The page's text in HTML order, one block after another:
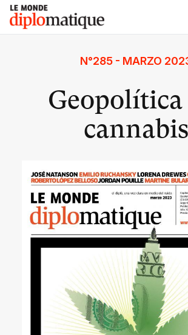
Skip
content
Le monde diplomatique
N°285 - MARZO
Geopolítica
cannabis